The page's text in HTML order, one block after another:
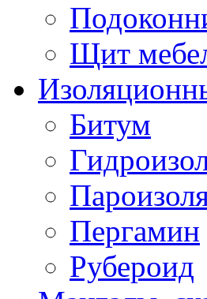
Щит
Битум
Пергамин
Рубероид